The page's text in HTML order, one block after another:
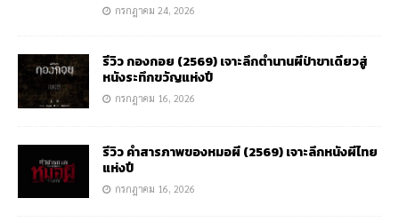
กรกฎาคม 24, 2026
รีวิว กองกอย (2569) เจาะลึกตำนานผีป่าขาเดียวสู่
หนังระทึกขวัญแห่งปี
กรกฎาคม 16, 2026
รีวิว คำสารภาพของหมอผี (2569) เจาะลึกหนังผีไทย
แห่งปี
กรกฎาคม 16, 2026